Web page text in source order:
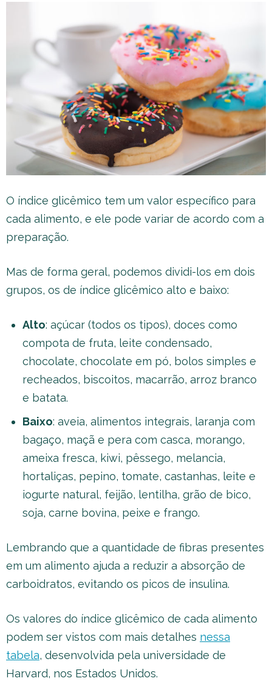
O índice glicêmico tem um valor específico para
cada alimento, e ele pode variar de acordo com a
preparação.
Mas de forma geral, podemos dividi-los em dois
grupos, os de índice glicêmico alto e baixo:
Alto: açúcar (todos os tipos), doces como
compota de fruta, leite condensado,
chocolate, chocolate em pó, bolos simples e
recheados, biscoitos, macarrão, arroz branco
e batata.
Baixo: aveia, alimentos integrais, laranja com
bagaço, maçã e pera com casca, morango,
ameixa fresca, kiwi, pêssego, melancia,
hortaliças, pepino, tomate, castanhas, leite e
iogurte natural, feijão, lentilha, grão de bico,
soja, carne bovina, peixe e frango.
Lembrando que a quantidade de fibras presentes
em um alimento ajuda a reduzir a absorção de
carboidratos, evitando os picos de insulina.
Os valores do índice glicêmico de cada alimento
podem ser vistos com mais detalhes nessa
tabela, desenvolvida pela universidade de
Harvard, nos Estados Unidos.